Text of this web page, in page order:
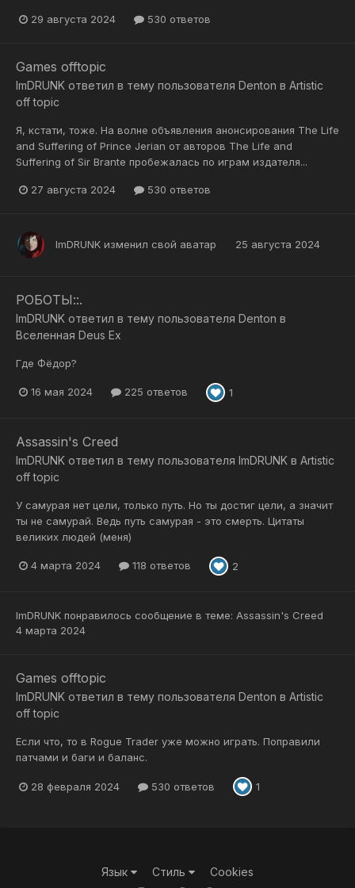
29 августа 2024 530 ответов
Games offtopic
ImDRUNK ответил в тему пользователя Denton в Artistic
off topic
Я, кстати, тоже. На волне объявления анонсирования The Life
and Suffering of Prince Jerian от авторов The Life and
Suffering of Sir Brante пробежалась по играм издателя...
27 августа 2024 530 ответов
ImDRUNK изменил свой аватар 25 августа 2024
РОБОТЫ::.
ImDRUNK ответил в тему пользователя Denton в
Вселенная Deus Ex
Где Фёдор?
16 мая 2024 225 ответов 1
Assassin's Creed
ImDRUNK ответил в тему пользователя ImDRUNK в Artistic
off topic
У самурая нет цели, только путь. Но ты достиг цели, а значит
ты не самурай. Ведь путь самурая - это смерть. Цитаты
великих людей (меня)
4 марта 2024 118 ответов 2
ImDRUNK понравилось сообщение в теме: Assassin's Creed
4 марта 2024
Games offtopic
ImDRUNK ответил в тему пользователя Denton в Artistic
off topic
Если что, то в Rogue Trader уже можно играть. Поправили
патчами и баги и баланс.
28 февраля 2024 530 ответов 1
Язык Стиль Cookies